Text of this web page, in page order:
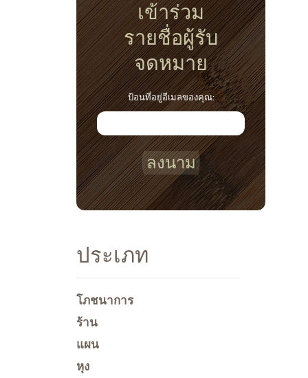
เข้าร่วม
รายชื่อผู้รับ
จดหมาย
ป้อนที่อยู่อีเมลของคุณ:
ลงนาม
ประเภท
โภชนาการ
ร้าน
แผน
หุง